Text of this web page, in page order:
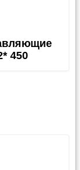
450